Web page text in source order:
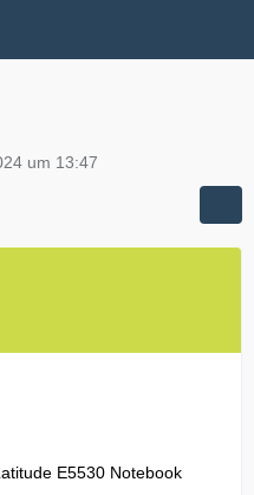
um 13:47
E5530 Notebook